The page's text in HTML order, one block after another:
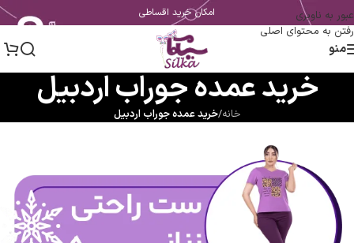
عبور به ناوبری
رفتن به محتوای اصلی
امکان خرید اقساطی
منو
خرید عمده جوراب اردبیل
خانه/خرید عمده جوراب اردبیل